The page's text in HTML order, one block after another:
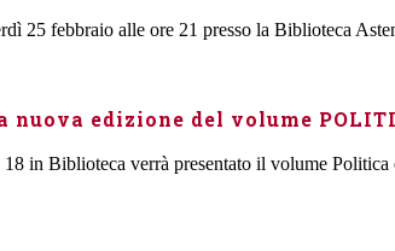
25 febbraio alle ore 21 presso la Biblioteca
nuova edizione del volume
in Biblioteca verrà presentato il volume